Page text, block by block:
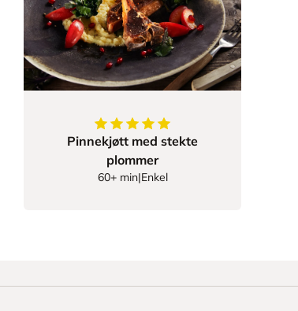
5av5stjerner
Pinnekjøtt med stekte
plommer
60+ min|Enkel